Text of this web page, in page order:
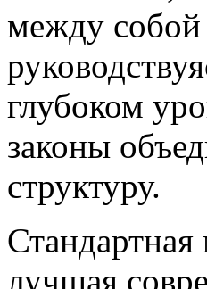
между собой
глубоком
законы
структуру.
лучшая